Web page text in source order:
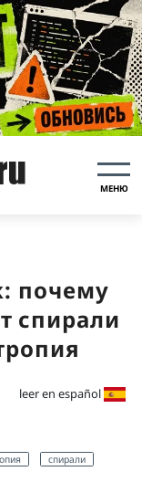
МЕНЮ
почему
спирали
leer en español
спирали